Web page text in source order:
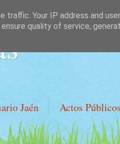
Jaén Actos
traffic. Your IP address and
quality of service,